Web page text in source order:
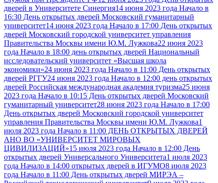
дверей в Университете Синергия14 июня 2023 года Начало в
16:30 День открытых дверей Московский гуманитарный
университет14 июня 2023 года Начало в 17:00 День открытых
дверей Московский городской университет управления
Правительства Москвы имени Ю.М. Лужкова22 июня 2023
года Начало в 18:00 день открытых дверей Национальный
исследовательский университет «Высшая школа
экономики»24 июня 2023 года Начало в 11:00 День открытых
дверей РГГУ24 июня 2023 года Начало в 12:00 день открытых
дверей Российская международная академия туризма25 июня
2023 года Начало в 10:15 День открытых дверей Московский
гуманитарный университет28 июня 2023 года Начало в 17:00
День открытых дверей Московский городской университет
управления Правительства Москвы имени Ю.М. Лужкова1
июля 2023 года Начало в 11:00 ДЕНЬ ОТКРЫТЫХ ДВЕРЕЙ
АНО ВО «УНИВЕРСИТЕТ МИРОВЫХ
ЦИВИЛИЗАЦИЙ»15 июля 2023 года Начало в 12:00 День
открытых дверей Универсального Университета1 июля 2023
года Начало в 14:00 открытых дверей в ИГУМО8 июля 2023
года Начало в 11:00 День открытых дверей МИРЭА –